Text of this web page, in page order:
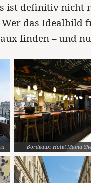
ist definitiv nicht
Wer das Idealbild
finden – und
Bordeaux: Hotel Mama